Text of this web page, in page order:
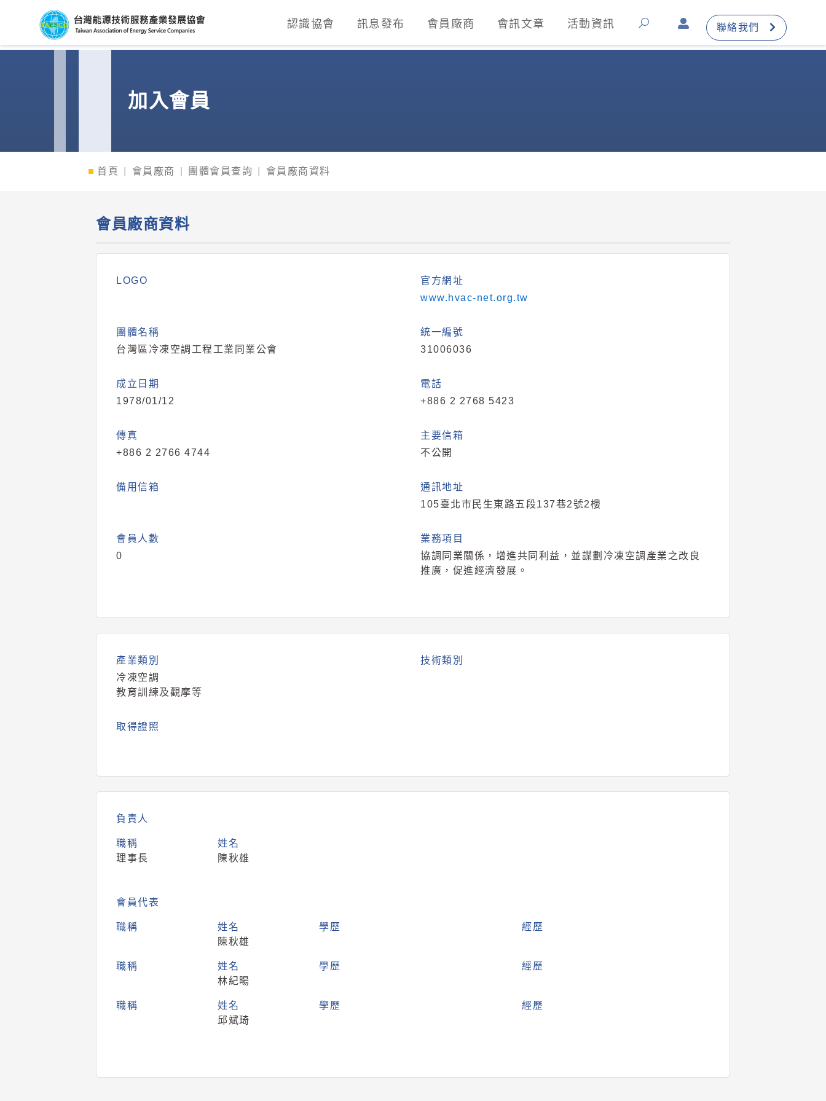
台灣能源技術服務產業發展協會)
認識協會 訊息發布 會員廠商 會訊文章 活動資訊 聯絡我們
加入會員
首頁 會員廠商 團體會員查詢 會員廠商資料
會員廠商資料
LOGO
官方網址
www.hvac-net.org.tw
團體名稱
台灣區冷凍空調工程工業同業公會
統一編號
31006036
成立日期
1978/01/12
電話
+886 2 2768 5423
傳真
+886 2 2766 4744
主要信箱
不公開
備用信箱
通訊地址
105臺北市民生東路五段137巷2號2樓
會員人數
0
業務項目
協調同業關係，增進共同利益，並謀劃冷凍空調產業之改良
推廣，促進經濟發展。
產業類別
冷凍空調
教育訓練及觀摩等
技術類別
取得證照
負責人
職稱
理事長
姓名
陳秋雄
會員代表
職稱
姓名
陳秋雄
學歷 經歷
職稱
姓名
林紀暘
學歷 經歷
職稱
姓名
邱斌琦
學歷 經歷